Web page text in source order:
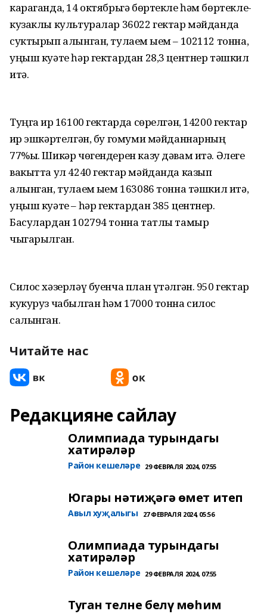
караганда, 14 октябрьгә бөртекле һәм бөртекле-
кузаклы культуралар 36022 гектар мәйданда
суктырып алынган, тулаем җыем – 102112 тонна,
уңыш куәте һәр гектардан 28,3 центнер тәшкил
итә.
Туңга җир 16100 гектарда сөрелгән, 14200 гектар
җир эшкәртелгән, бу гомуми мәйданнарның
77%ы. Шикәр чөгендерен казу дәвам итә. Әлеге
вакытта ул 4240 гектар мәйданда казып
алынган, тулаем җыем 163086 тонна тәшкил итә,
уңыш куәте – һәр гектардан 385 центнер.
Басулардан 102794 тонна татлы тамыр
чыгарылган.
Силос хәзерләү буенча план үтәлгән. 950 гектар
кукуруз чабылган һәм 17000 тонна силос
салынган.
Читайте нас
Редакцияне сайлау
Олимпиада турындагы
хатирәләр
Район кешеләре 29 ФЕВРАЛЯ 2024, 07:55
Югары нәтиҗәгә өмет итеп
Авыл хуҗалыгы 27 ФЕВРАЛЯ 2024, 05:56
Олимпиада турындагы
хатирәләр
Район кешеләре 29 ФЕВРАЛЯ 2024, 07:55
Туган телне белү мөһим